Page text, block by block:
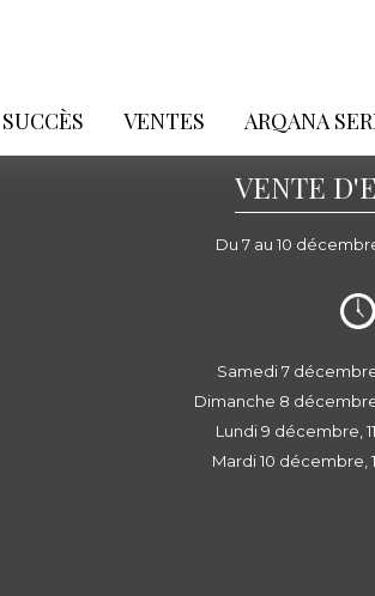
SUCCÈS VENTES ARQANA
VENTE
Du 7 au 10
Samedi 7
Dimanche 8
Lundi 9 décembre,
Mardi 10 décembre,